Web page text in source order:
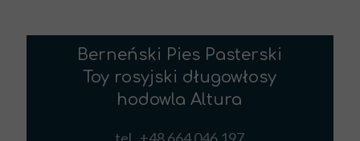
Berneński Pies Pasterski
Toy rosyjski długowłosy
hodowla Altura